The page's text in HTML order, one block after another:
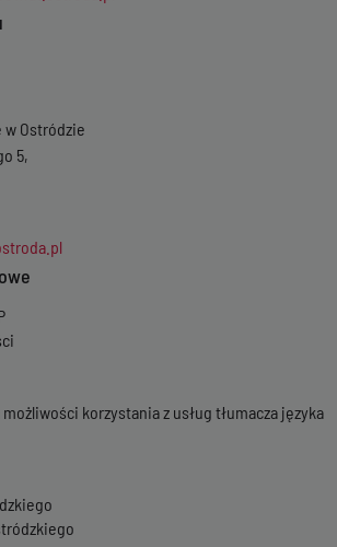
Ostródzie
5,
korzystania z usług tłumacza języka